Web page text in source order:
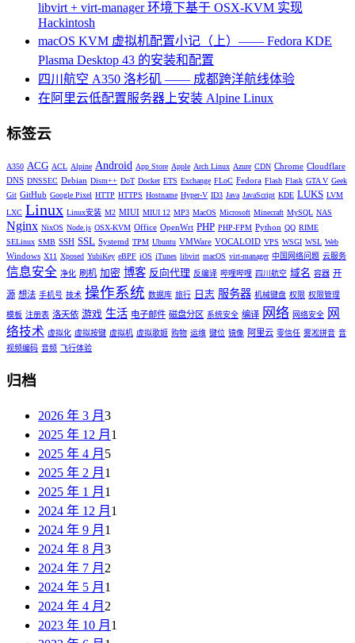
libvirt + virt-manager 环境下基于 OSX-KVM 实现
Hackintosh
macOS KVM 虚拟机配置小记（上）—— Fedora KDE
Plasma Desktop 43 的安装和配置
四川航空 A350 洛杉矶 —— 成都跨洋航线体验
在阿里云低配置服务器上安装 Alpine Linux
标签云
A350 ACG ACL Alpine Android App Store Apple Arch Linux Azure CDN Chrome Cloudflare
DNS DNSSEC Debian Dism++ DoT Docker ETS Exchange FLoC Fedora Flash Flask GTA V Geek
Git GitHub Google Pixel HTTP HTTPS Hostname Hyper-V ID3 Java JavaScript KDE LUKS LVM
LXC Linux Linux安装 M2 MIUI MIUI 12 MP3 MacOS Microsoft Minecraft MySQL NAS
Nginx NixOS Node.js OSX-KVM Office OpenWrt PHP PHP-FPM Python QQ RIME
SELinux SMB SSH SSL Systemd TPM Ubuntu VMWare VOCALOID VPS WSGI WSL Web
Windows X11 Xposed YubiKey eBPF iOS iTunes libvirt macOS virt-manager 中国网络问题 云服务
信息安全 净化 刷机 加密 博客 反向代理 反编译 哔哩哔哩 四川航空 域名 容器 开
源 想法 手机号 技术 操作系统 数据库 旅行 日志 服务器 机械键盘 权限 权限管理
模板 注册表 洛天依 游戏 生活 电子邮件 磁盘分区 系统安全 编译 网络 网络安全
网
络技术 虚拟化 虚拟按键 虚拟机 虚拟歌姬 购物 运维 键位 镜像 阿里云 零信任 雾凇拼音 音
视频编码 音频 飞行体验
归档
2026 年 3 月 3
2025 年 12 月 1
2025 年 4 月 5
2025 年 2 月 1
2025 年 1 月 1
2024 年 12 月 1
2024 年 9 月 1
2024 年 8 月 3
2024 年 7 月 2
2024 年 5 月 1
2024 年 4 月 2
2023 年 10 月 1